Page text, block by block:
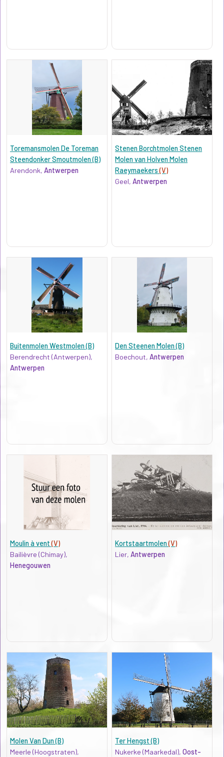
Toremansmolen De Toreman
Steendonker Smoutmolen (B)
Arendonk, Antwerpen
Stenen Borchtmolen Stenen
Molen van Holven Molen
Raeymaekers(V)
Geel,Antwerpen
Buitenmolen Westmolen (B)
Berendrecht (Antwerpen),
Antwerpen
Den Steenen Molen (B)
Boechout,Antwerpen
Moulin à vent(V)
Bailièvre (Chimay),
Henegouwen
Kortstaartmolen(V)
Lier,Antwerpen
Molen Van Dun (B)
Meerle (Hoogstraten),
Ter Hengst (B)
Nukerke (Maarkedal),Oost-